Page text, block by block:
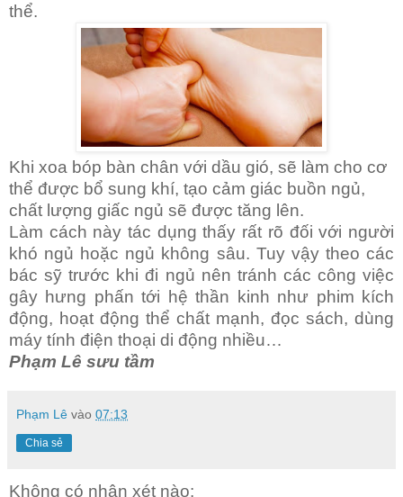
thể.
Khi xoa bóp bàn chân với dầu gió, sẽ làm cho cơ
thể được bổ sung khí, tạo cảm giác buồn ngủ,
chất lượng giấc ngủ sẽ được tăng lên.
Làm cách này tác dụng thấy rất rõ đối với người
khó ngủ hoặc ngủ không sâu. Tuy vậy theo các
bác sỹ trước khi đi ngủ nên tránh các công việc
gây hưng phấn tới hệ thần kinh như phim kích
động, hoạt động thể chất mạnh, đọc sách, dùng
máy tính điện thoại di động nhiều…
Phạm Lê sưu tầm
Phạm Lê vào 07:13
Chia sẻ
Không có nhận xét nào: